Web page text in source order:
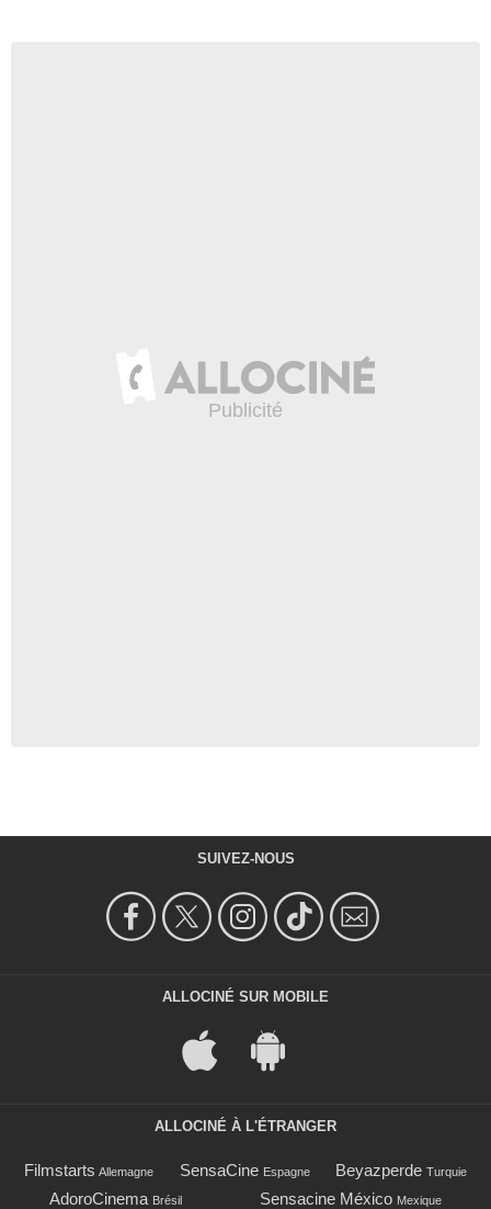
SUIVEZ-NOUS
ALLOCINÉ SUR MOBILE
ALLOCINÉ À L'ÉTRANGER
Filmstarts Allemagne SensaCine Espagne Beyazperde Turquie
AdoroCinema Brésil Sensacine México Mexique